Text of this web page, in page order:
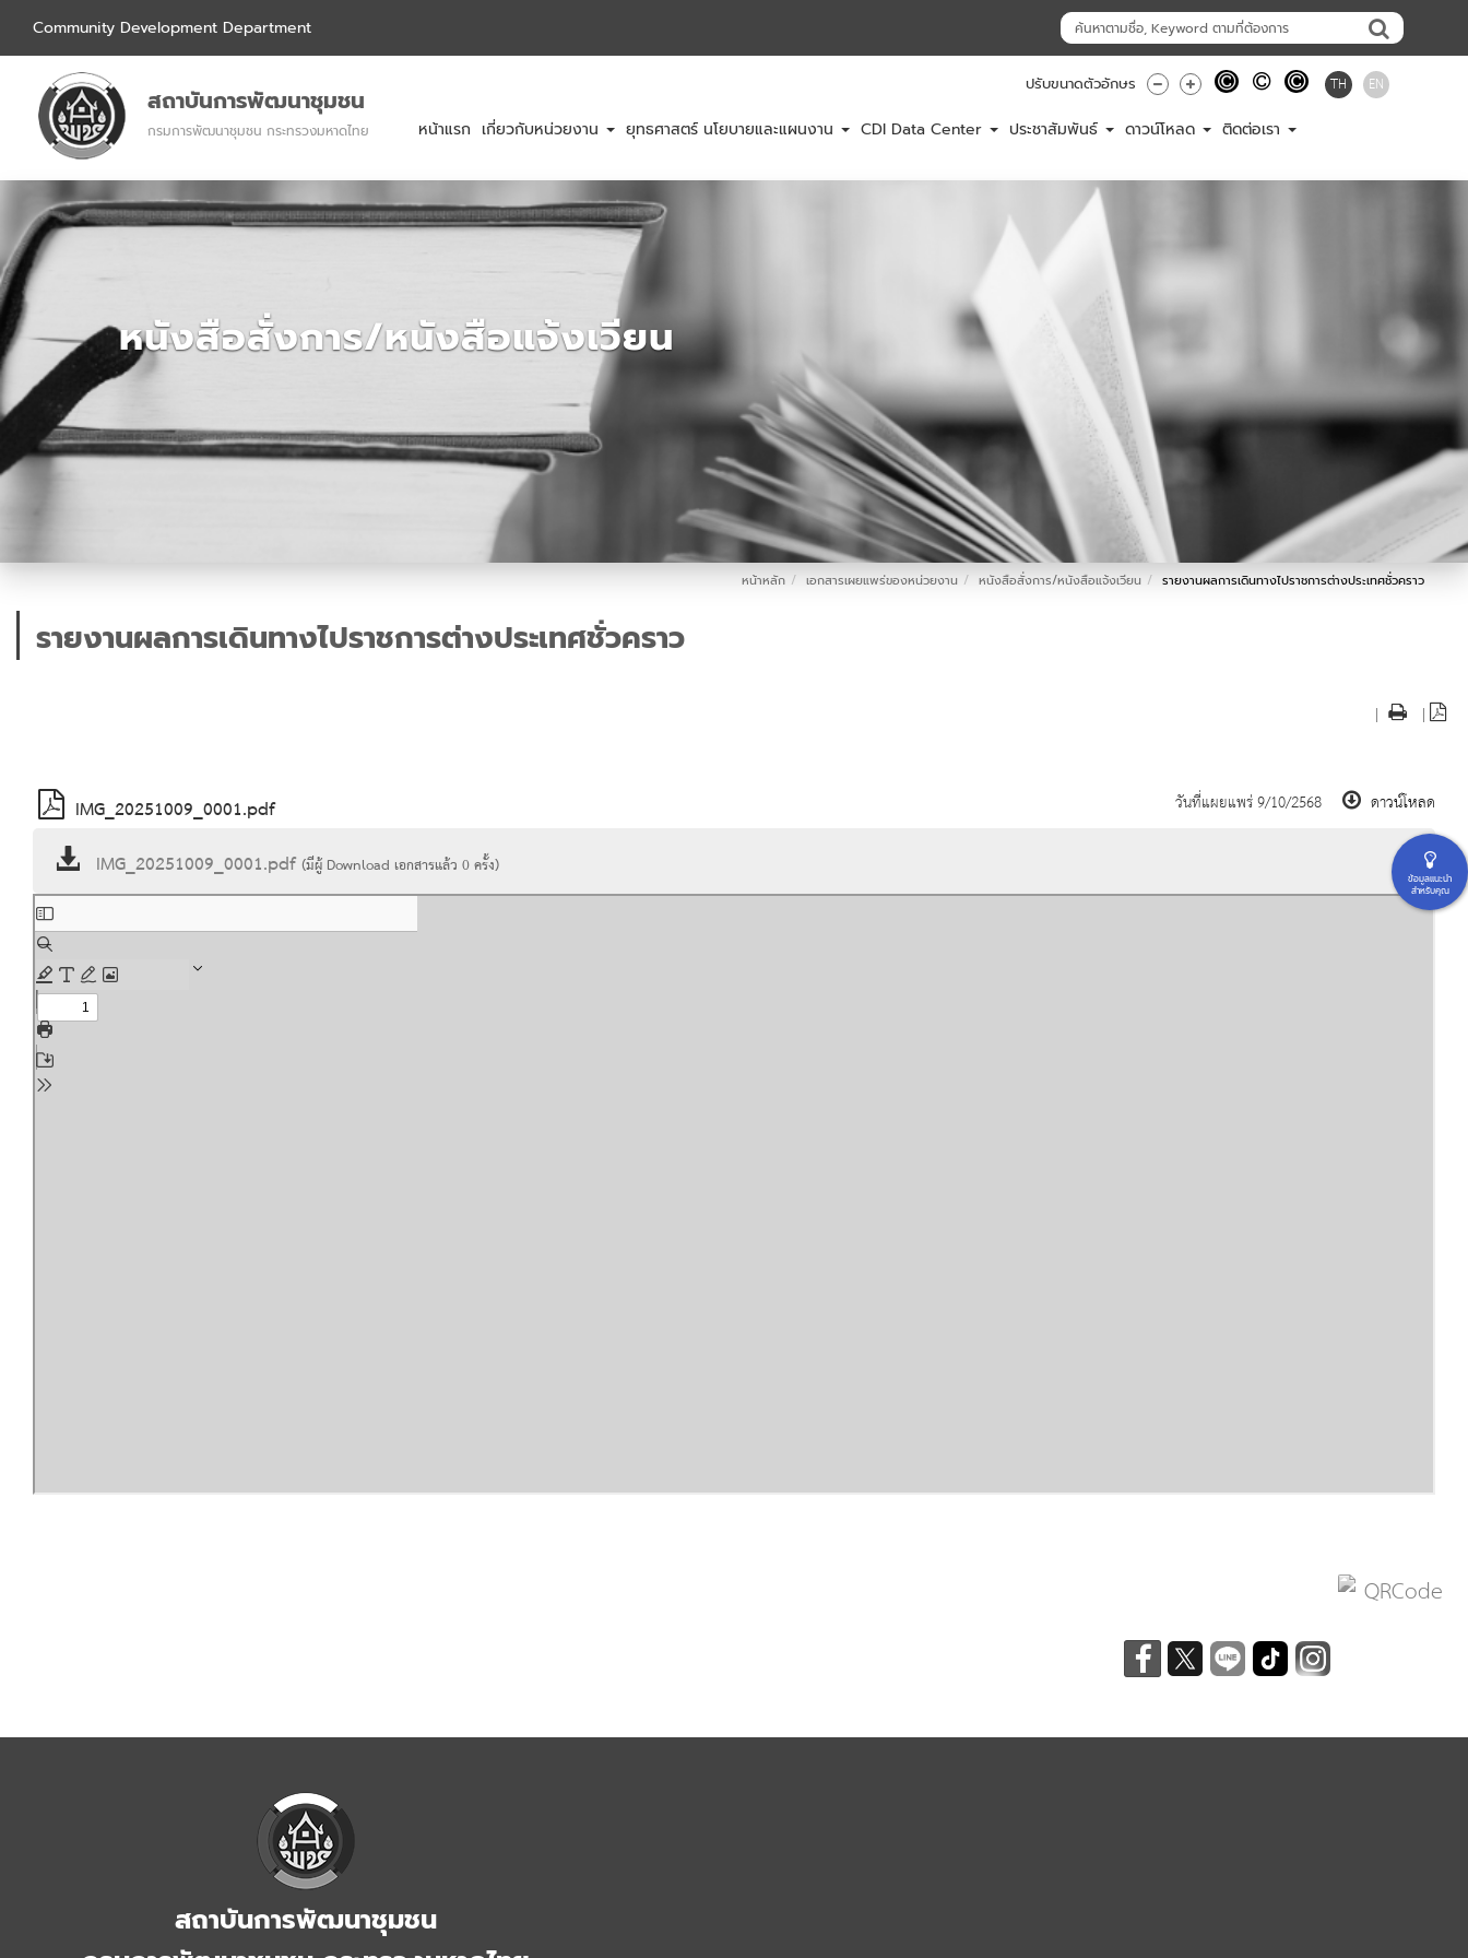
Community Development Department
สถาบันการพัฒนาชุมชน
กรมการพัฒนาชุมชน กระทรวงมหาดไทย
ปรับขนาดตัวอักษร TH EN
หน้าแรก เกี่ยวกับหน่วยงาน ยุทธศาสตร์ นโยบายและแผนงาน CDI Data Center ประชาสัมพันธ์ ดาวน์โหลด ติดต่อเรา
หนังสือสั่งการ/หนังสือแจ้งเวียน
หน้าหลัก เอกสารเผยแพร่ของหน่วยงาน หนังสือสั่งการ/หนังสือแจ้งเวียน รายงานผลการเดินทางไปราชการต่างประเทศชั่วคราว
รายงานผลการเดินทางไปราชการต่างประเทศชั่วคราว
| |
IMG_20251009_0001.pdf วันที่แผยแพร่ 9/10/2568 ดาวน์โหลด
IMG_20251009_0001.pdf(มีผู้ Download เอกสารแล้ว 0ครั้ง)
สถาบันการพัฒนาชุมชน
ข้อมูลแนะนำ
สำหรับคุณ